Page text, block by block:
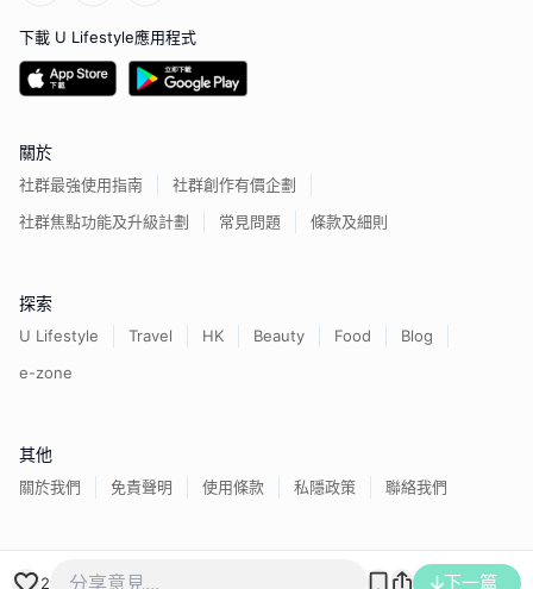
2 下一篇
下載 U Lifestyle應用程式
關於
社群最強使用指南
社群創作有價企劃
社群焦點功能及升級計劃
常見問題 條款及細則
探索
U Lifestyle Travel HK Beauty Food
Blog
e-zone
其他
關於我們 免責聲明 使用條款 私隱政策 聯絡我們
香港經濟日報版權所有©